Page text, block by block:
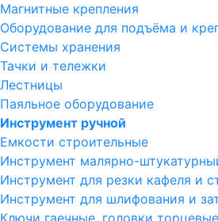
Магнитные крепления
Оборудование для подъёма и
Системы хранения
Тачки и тележки
Лестницы
Паяльное оборудование
Инструмент ручной
Емкости строительные
Инструмент малярно-
Инструмент для резки кафеля и
Инструмент для шлифования и
Ключи гаечные, головки торцевые